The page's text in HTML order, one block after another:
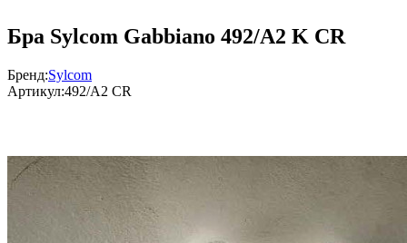
Бра Sylcom Gabbiano 492/A2 K CR
Бренд:Sylcom
Артикул:492/A2 CR